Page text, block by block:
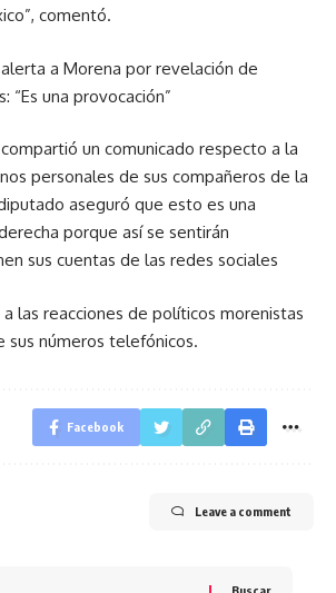
comentó.
a Morena por revelación de
“Es una provocación”
un comunicado respecto a la
personales de sus compañeros de la
aseguró que esto es una
porque así se sentirán
sus cuentas de las redes sociales
las reacciones de políticos morenistas
sus números telefónicos.
Facebook
Leave a comment